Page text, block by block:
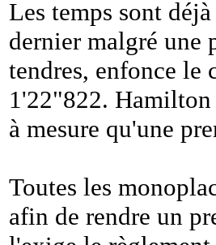
Les temps sont
dernier malgré une
tendres, enfonce le
1'22"822. Hamilton
à mesure qu'une
Toutes les
afin de rendre un